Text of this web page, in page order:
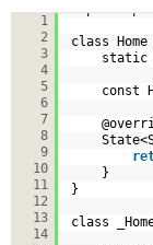
1
2
3
4
5
6
7
8
9
10
11
12
13
14
import
class
static
const
}
}
class